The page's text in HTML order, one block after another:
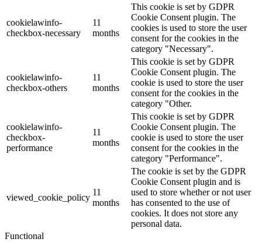
cookielawinfo-
checkbox-necessary
11
months
This cookie is set by GDPR
Cookie Consent plugin. The
cookies is used to store the user
consent for the cookies in the
category "Necessary".
cookielawinfo-
checkbox-others
11
months
This cookie is set by GDPR
Cookie Consent plugin. The
cookie is used to store the user
consent for the cookies in the
category "Other.
cookielawinfo-
checkbox-
performance
11
months
This cookie is set by GDPR
Cookie Consent plugin. The
cookie is used to store the user
consent for the cookies in the
category "Performance".
viewed_cookie_policy
11
months
The cookie is set by the GDPR
Cookie Consent plugin and is
used to store whether or not user
has consented to the use of
cookies. It does not store any
personal data.
Functional